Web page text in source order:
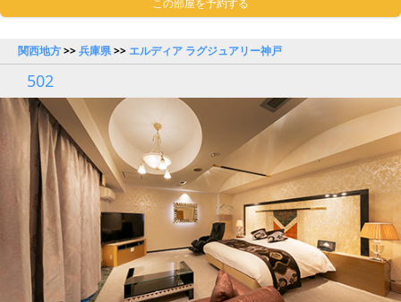
関西地方>>兵庫県>> エルディア ラグジュアリー神戸
502